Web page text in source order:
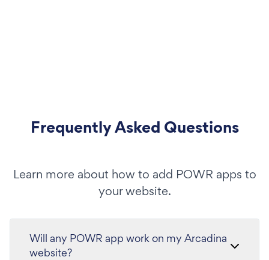
Frequently Asked Questions
Learn more about how to add POWR apps to
your website.
Will any POWR app work on my Arcadina
website?